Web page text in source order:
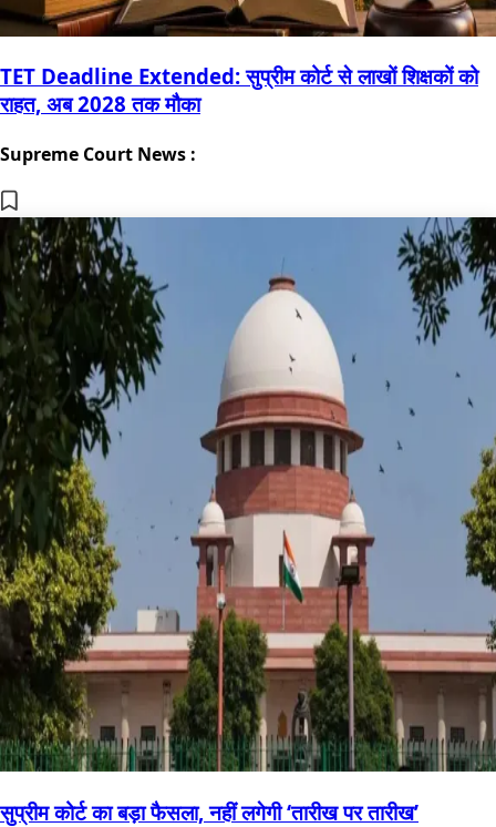
TET Deadline Extended: सुप्रीम कोर्ट से लाखों शिक्षकों को
राहत, अब 2028 तक मौका
Supreme Court News :
सुप्रीम कोर्ट का बड़ा फैसला, नहीं लगेगी ‘तारीख पर तारीख’